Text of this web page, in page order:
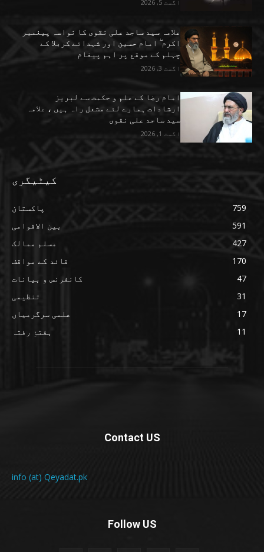
اگست 5, 2026
علامہ سید ساجد علی نقوی کا نواسہ پیغمبر
اکرم ۖ امام حسین اور شہدائے کربلا کے
چہلم کے موقع پر اہم پیغام
اگست 3, 2026
امام رضا کے علم و حکمت سے لبریز
ارشادات ہمارے لئے مشعل راہ ہیں ، علامہ
سید ساجد علی نقوی
اگست 1, 2026
کیٹیگری
پاکستان
759
بین الاقوامی
591
مسلم ممالک
427
قائد کے مواقف
170
کانفرنس و بیانات
47
تنظیمی
31
علمی سرگرمیاں
17
ہفتۂِ رفتہ
11
Contact US
info (at) Qeyadat.pk
Follow US